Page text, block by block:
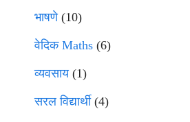
भाषणे(10)
वेदिक Maths (6)
व्यवसाय(1)
सरल विद्यार्थी(4)